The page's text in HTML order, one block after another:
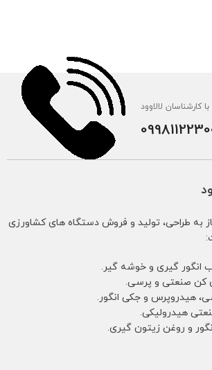
از سال ۱۳۹۸ آغاز به طراحی، تولید و فروش دستگاه های کشاورزی
انگور گیری و خوشه گیر.
کن صنعتی و پرسی.
هیدروپرس و جکی انگور.
هیدرولیکی.
و روغن زیتون گیری.
کارشناسان لالاوود